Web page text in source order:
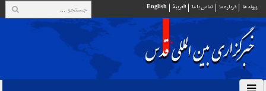
پيوند ها درباره ما تماس با ما العربية English